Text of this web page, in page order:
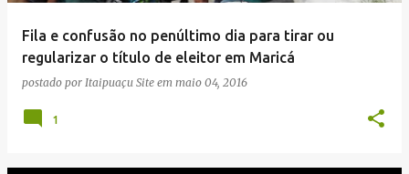
Fila e confusão no penúltimo dia para tirar ou
regularizar o título de eleitor em Maricá
postado por Itaipuaçu Site em maio 04, 2016
1